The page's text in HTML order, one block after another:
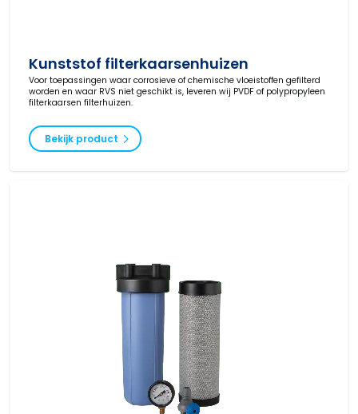
Kunststof filterkaarsenhuizen
Voor toepassingen waar corrosieve of chemische vloeistoffen gefilterd
worden en waar RVS niet geschikt is, leveren wij PVDF of polypropyleen
filterkaarsen filterhuizen.
Bekijk product